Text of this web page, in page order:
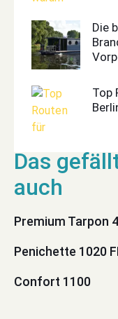
Die
Top
Premium Tarpon
Penichette 1020
Confort 1100